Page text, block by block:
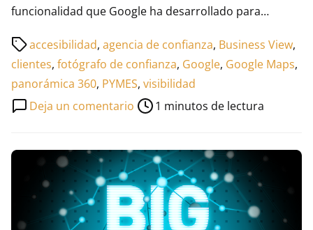
funcionalidad que Google ha desarrollado para…
accesibilidad, agencia de confianza, Business View,
clientes, fotógrafo de confianza, Google, Google Maps,
panorámica 360, PYMES, visibilidad
Deja un comentario en
Google
Maps
Business
View
Tiempo
de
lectura
de
1 minutos de lectura